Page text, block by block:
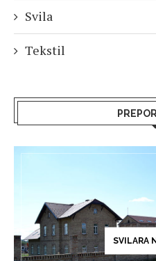
Svila
Tekstil
SVILARA